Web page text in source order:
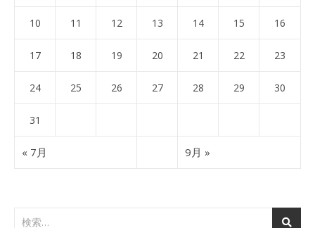
10 11 12 13 14 15 16
17 18 19 20 21 22 23
24 25 26 27 28 29 30
31
« 7月 9月 »